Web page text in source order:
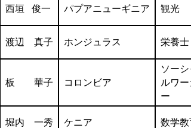
西垣 俊一 パプアニューギニア 観光
渡辺 真子 ホンジュラス 栄養士
板 華子 コロンビア
ソーシ
ルワー
ー
堀内 一秀 ケニア 数学教